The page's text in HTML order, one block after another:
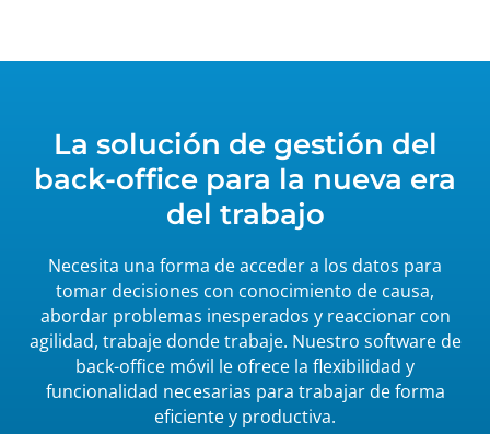
La solución de gestión del
back-office para la nueva era
del trabajo
Necesita una forma de acceder a los datos para
tomar decisiones con conocimiento de causa,
abordar problemas inesperados y reaccionar con
agilidad, trabaje donde trabaje. Nuestro software de
back-office móvil le ofrece la flexibilidad y
funcionalidad necesarias para trabajar de forma
eficiente y productiva.